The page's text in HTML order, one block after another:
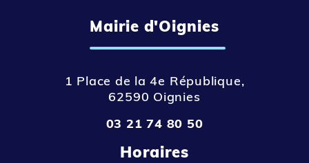
Mairie d'Oignies
1 Place de la 4e République,
62590 Oignies
03 21 74 80 50
Horaires